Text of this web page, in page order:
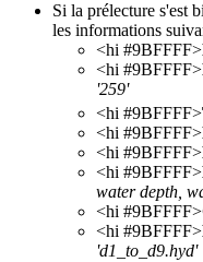
Si la prélecture s'est
les informations
<hi #9BFFFF>
<hi #9BFFFF>
'259'
<hi #9BFFFF>
<hi #9BFFFF>
<hi #9BFFFF>
<hi #9BFFFF>
water depth,
<hi #9BFFFF>
<hi #9BFFFF>
'd1_to_d9.hyd'